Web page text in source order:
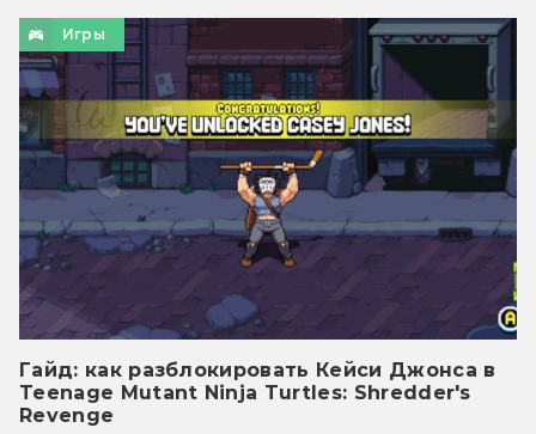
Игры
Гайд: как разблокировать Кейси Джонса в
Teenage Mutant Ninja Turtles: Shredder's
Revenge